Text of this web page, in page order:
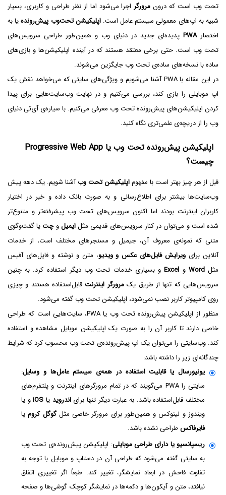
تحت وب است که درون مرورگر اجرا می‌شود اما از نظر طراحی و کاربری، بسیار
شبیه به اپ‌های معمولی سیستم عامل است.اپلیکیشن تحت‌وب پیش‌روندهیا به
اختصارPWA پدیده‌ای جدید در دنیای وب و همین‌طور طراحی سرویس‌های
تحت وب است. حتی برخی معتقد هستند که در آینده اپلیکیشن‌ها و بازی‌های
ساده با نسخه‌های ساده‌ی تحت وب جایگزین می‌شوند.
در این مقاله با PWA آشنا می‌شویم و ویژگی‌های سایتی که می‌خواهد نقش یک
اپ موبایلی را بازی کند، بررسی می‌کنیم و در نهایت وب‌سایت‌هایی برای پیدا
کردن اپلیکیشن‌های پیش‌رونده تحت وب معرفی می‌کنیم. با سیاره‌ی آی‌تی دنیای
وب را از دریچه‌ی علمی‌تری نگاه کنید.
اپلیکیشن پیش‌رونده تحت وب یا Progressive Web App
چیست؟
قبل از هر چیز بهتر است با مفهوماپلیکیشن تحت وبآشنا شویم. یک دهه پیش
وب‌سایت‌ها بیشتر برای اطلاع‌رسانی و به صورت بانک داده و خبر در اختیار
کاربران اینترنت بودند اما اکنون سرویس‌های تحت وب پیشرفته‌تر و متنوع‌تر
شده است و می‌توان در کنار سرویس‌های قدیمی مثلایمیلوچتیا گفت‌وگوی
متنی که نمونه‌ی معروف آن، جیمیل و مسنجرهای مختلف است، از خدمات
آنلاین برای ویرایش فایل‌های عکس و ویدیو، متن و نوشته و فایل‌های آفیس
مثلWord و Excelو بسیاری خدمات تحت وب دیگر استفاده کرد. به چنین
سرویس‌هایی که تنها از طریق یکمرورگر اینترنتقابل‌استفاده هستند و چیزی
روی کامپیوتر کاربر نصب نمی‌شود، اپلیکیشن تحت وب گفته می‌شود.
منظور از اپلیکیشن پیش‌رونده تحت وب یا PWA، سایت‌هایی است که طراحی
خاصی دارند تا کاربر آن را به صورت یک اپلیکیشن موبایل مشاهده و استفاده
کند. وب‌سایتی را می‌توان یک اپ پیش‌رونده‌ی تحت وب محسوب کرد که شرایط
چندگانه‌ای زیر را داشته باشد:
یونیورسال یا قابلیت استفاده در همه‌ی سیستم عامل‌ها و وسایل:
سایتی را PWA می‌گویند که در تمام مرورگرهای اینترنت و پلتفرم‌های
مختلف قابل‌استفاده باشد. به عبارت دیگر تنها برایاندروید یا iOSو یا
ویندوز و لینوکس و همین‌طور برای مرورگر خاصی مثلگوگل کرومیا
فایرفاکسطراحی نشده باشد.
ریسپانسیو یا دارای طراحی موبایلی: اپلیکیشن پیش‌رونده‌ی تحت وب
به سایتی گفته می‌شود که طراحی آن در دستاپ و موبایل با توجه به
تفاوت فاحش در ابعاد نمایشگر، تغییر کند. طبعاً اگر تغییری اتفاق
نیافتد، متن و آیکون‌ها و دکمه‌ها در نمایشگر کوچک گوشی‌ها و صفحه